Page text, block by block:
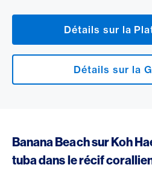
Détails sur la
Détails sur la
Banana Beach sur Koh
tuba dans le récif